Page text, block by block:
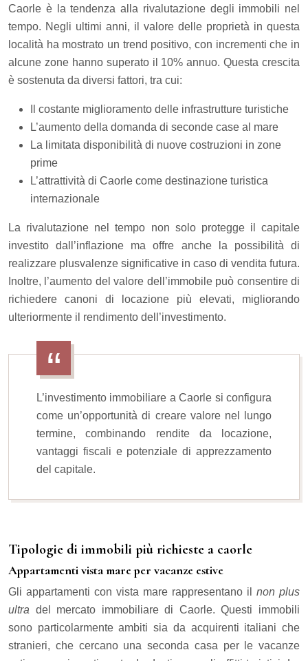
Caorle è la tendenza alla rivalutazione degli immobili nel
tempo. Negli ultimi anni, il valore delle proprietà in questa
località ha mostrato un trend positivo, con incrementi che in
alcune zone hanno superato il 10% annuo. Questa crescita
è sostenuta da diversi fattori, tra cui:
Il costante miglioramento delle infrastrutture turistiche
L’aumento della domanda di seconde case al mare
La limitata disponibilità di nuove costruzioni in zone
prime
L’attrattività di Caorle come destinazione turistica
internazionale
La rivalutazione nel tempo non solo protegge il capitale
investito dall’inflazione ma offre anche la possibilità di
realizzare plusvalenze significative in caso di vendita futura.
Inoltre, l’aumento del valore dell’immobile può consentire di
richiedere canoni di locazione più elevati, migliorando
ulteriormente il rendimento dell’investimento.
L’investimento immobiliare a Caorle si configura
come un’opportunità di creare valore nel lungo
termine, combinando rendite da locazione,
vantaggi fiscali e potenziale di apprezzamento
del capitale.
Tipologie di immobili più richieste a caorle
Appartamenti vista mare per vacanze estive
Gli appartamenti con vista mare rappresentano il non plus
ultra del mercato immobiliare di Caorle. Questi immobili
sono particolarmente ambiti sia da acquirenti italiani che
stranieri, che cercano una seconda casa per le vacanze